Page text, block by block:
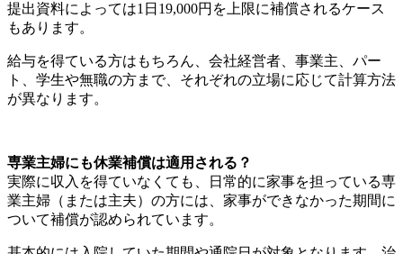
提出資料によっては1日19,000円を上限に補償されるケース
もあります。
給与を得ている方はもちろん、会社経営者、事業主、パー
ト、学生や無職の方まで、それぞれの立場に応じて計算方法
が異なります。
専業主婦にも休業補償は適用される？
実際に収入を得ていなくても、日常的に家事を担っている専
業主婦（または主夫）の方には、家事ができなかった期間に
ついて補償が認められています。